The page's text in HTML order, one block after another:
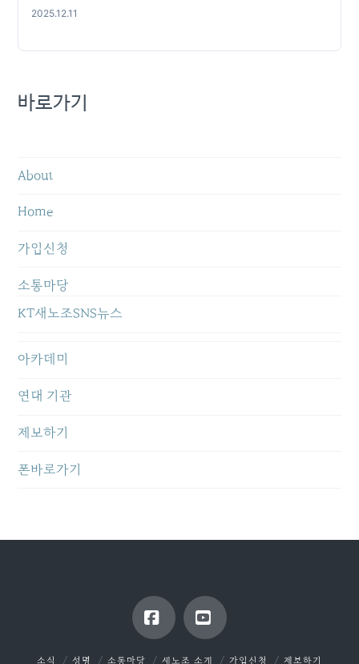
2025.12.11
바로가기
About
Home
가입신청
소통마당
KT새노조SNS뉴스
아카데미
연대 기관
제보하기
폰바로가기
소식 성명 소통마당 새노조 소개 가입신청 제보하기